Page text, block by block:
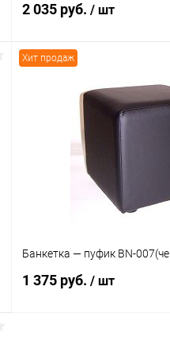
2 035 руб. / шт
Купить в 1 клик
В избранное
Хит продаж
Банкетка — пуфик BN-
1 375 руб. / шт